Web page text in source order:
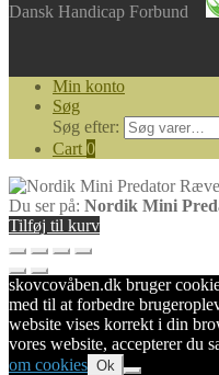
Dansk Handicap Forbund
Min konto
Søg
Søg efter:
Cart 0
Du ser på: Nordik Mini
Tilføj til kurv
skovcovåben.dk bruger
med til at forbedre
website vises korrekt i din
vores website, accepterer du
om cookies Ok